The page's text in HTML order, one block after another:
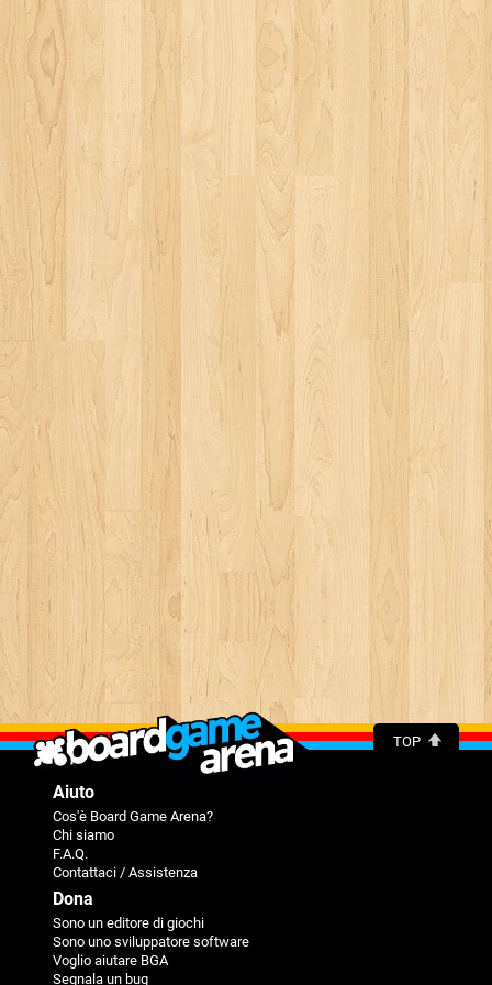
TOP
Aiuto
Cos'è Board Game Arena?
Chi siamo
F.A.Q.
Contattaci / Assistenza
Dona
Sono un editore di giochi
Sono uno sviluppatore software
Voglio aiutare BGA
Segnala un bug